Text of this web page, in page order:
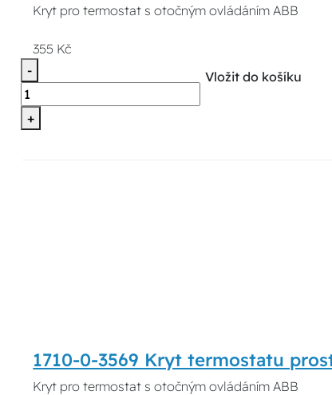
Kryt pro termostat s otočným ovládáním ABB
355 Kč
-
+
Vložit do košíku
1710-0-3569 Kryt termostatu
Kryt pro termostat s otočným ovládáním ABB